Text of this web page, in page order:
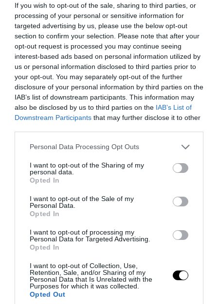
If you wish to opt-out of the sale, sharing to third parties, or
processing of your personal or sensitive information for
targeted advertising by us, please use the below opt-out
section to confirm your selection. Please note that after your
opt-out request is processed you may continue seeing
interest-based ads based on personal information utilized by
us or personal information disclosed to third parties prior to
your opt-out. You may separately opt-out of the further
disclosure of your personal information by third parties on the
IAB’s list of downstream participants. This information may
also be disclosed by us to third parties on the IAB’s List of
Downstream Participants that may further disclose it to other
Please note that this website/app uses one or more Google
not limited to your visit or usage behaviour. You may click to
grant or deny consent to Google and its third-party tags to
use your data for below specified purposes in below Google
consent section.
Personal Data Processing Opt Outs
I want to opt-out of the Sharing of my
personal data.
Opted In
I want to opt-out of the Sale of my
Personal Data.
Opted In
I want to opt-out of processing my
Personal Data for Targeted Advertising.
Opted In
I want to opt-out of Collection, Use,
Retention, Sale, and/or Sharing of my
Personal Data that Is Unrelated with the
Purposes for which it was collected.
Opted Out
PRONEWS.GR / ΕΝΟΠΛΕΣ ΣΥΓΚΡΟΥΣΕΙΣ
Σφοδρή ουκρανική επίθεση προκάλεσε
εκτεταμένες πυρκαγιές σε διυλιστήριο
και υποδομές της ρωσικής Rosneft
(βίντεο)
08.08.2026 | 11:42
Βίντεο: Ρωσική βόμβα FAB-3000
«εξαφανίζει από τον χάρτη» σημείο
διέλευσης των ουκρανικών δυνάμεων
στην Ζαπορίζια